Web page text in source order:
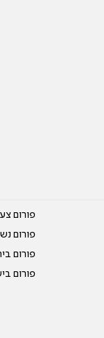
פורום
פורום
פורום
פורום